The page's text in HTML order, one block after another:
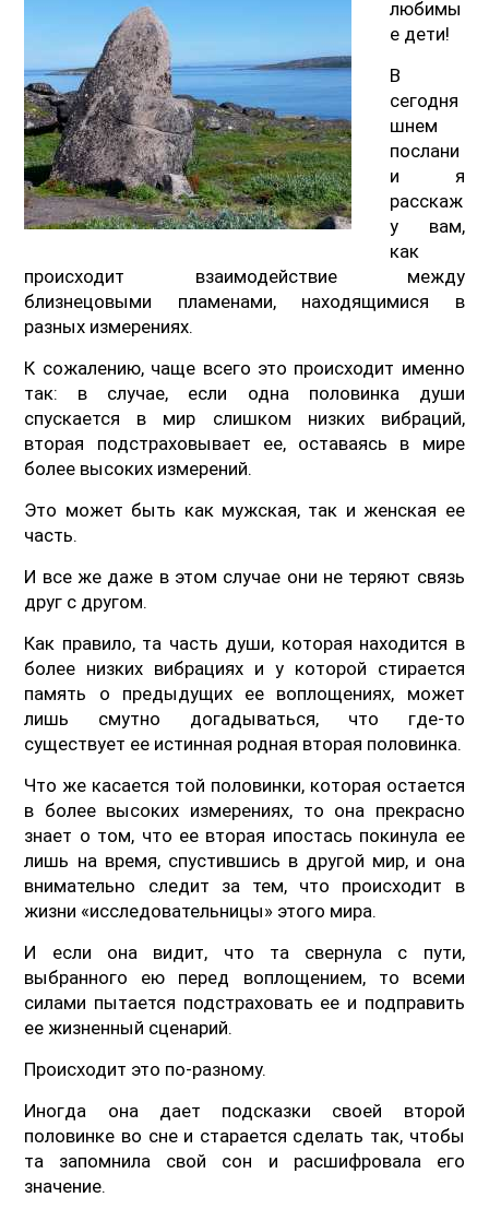
любимы
е дети!
В
сегодня
шнем
послани
и я
расскаж
у вам,
как
происходит взаимодействие между
близнецовыми пламенами, находящимися в
разных измерениях.
К сожалению, чаще всего это происходит именно
так: в случае, если одна половинка души
спускается в мир слишком низких вибраций,
вторая подстраховывает ее, оставаясь в мире
более высоких измерений.
Это может быть как мужская, так и женская ее
часть.
И все же даже в этом случае они не теряют связь
друг с другом.
Как правило, та часть души, которая находится в
более низких вибрациях и у которой стирается
память о предыдущих ее воплощениях, может
лишь смутно догадываться, что где-то
существует ее истинная родная вторая половинка.
Что же касается той половинки, которая остается
в более высоких измерениях, то она прекрасно
знает о том, что ее вторая ипостась покинула ее
лишь на время, спустившись в другой мир, и она
внимательно следит за тем, что происходит в
жизни «исследовательницы» этого мира.
И если она видит, что та свернула с пути,
выбранного ею перед воплощением, то всеми
силами пытается подстраховать ее и подправить
ее жизненный сценарий.
Происходит это по-разному.
Иногда она дает подсказки своей второй
половинке во сне и старается сделать так, чтобы
та запомнила свой сон и расшифровала его
значение.